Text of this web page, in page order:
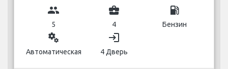
group
5
business_center
4
local_gas_station
Бензин
miscellaneous_services
Автоматическая
login
4 Дверь